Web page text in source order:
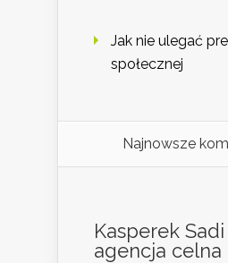
Jak nie ulegać
społecznej
Najnowsze
Kasperek
agencja celna